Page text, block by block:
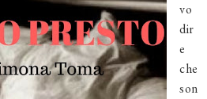
vo
dir
e
che
son